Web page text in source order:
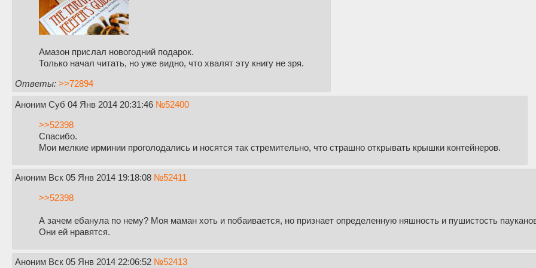
Амазон прислал новогодний подарок.
Только начал читать, но уже видно, что хвалят эту книгу не зря.
Ответы: >>72894
Аноним Суб 04 Янв 2014 20:31:46 №52400
>>52398
Спасибо.
Мои мелкие ирминии проголодались и носятся так стремительно, что страшно открывать крышки контейнеров.
Аноним Вск 05 Янв 2014 19:18:08 №52411
>>52398
А зачем ебанула по нему? Моя маман хоть и побаивается, но признает определенную няшность и пушистость
Они ей нравятся.
Аноним Вск 05 Янв 2014 22:06:52 №52413